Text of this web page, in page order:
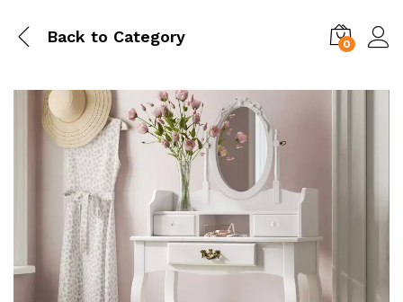
Back to Category 0